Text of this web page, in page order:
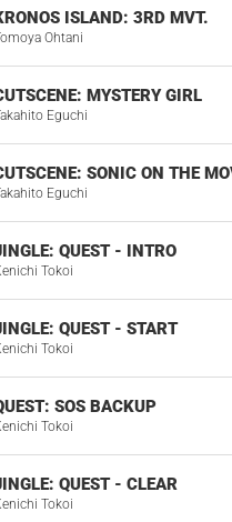
ISLAND: 3RD MVT.
Ohtani
MYSTERY GIRL
Eguchi
SONIC ON THE
Eguchi
QUEST - INTRO
Tokoi
QUEST - START
Tokoi
SOS BACKUP
Tokoi
QUEST - CLEAR
Tokoi